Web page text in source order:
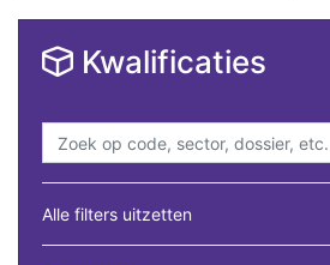
Kwalificaties
Alle filters uitzetten